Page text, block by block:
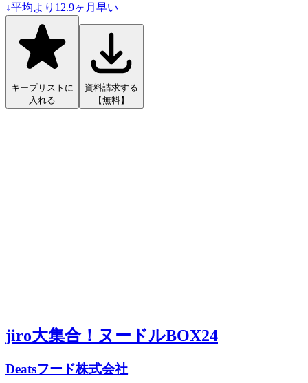
↓平均より 12.9ヶ月早い
キープリストに
入れる
資料請求する
【無料】
jiro大集合！ヌードルBOX24
Deatsフード株式会社